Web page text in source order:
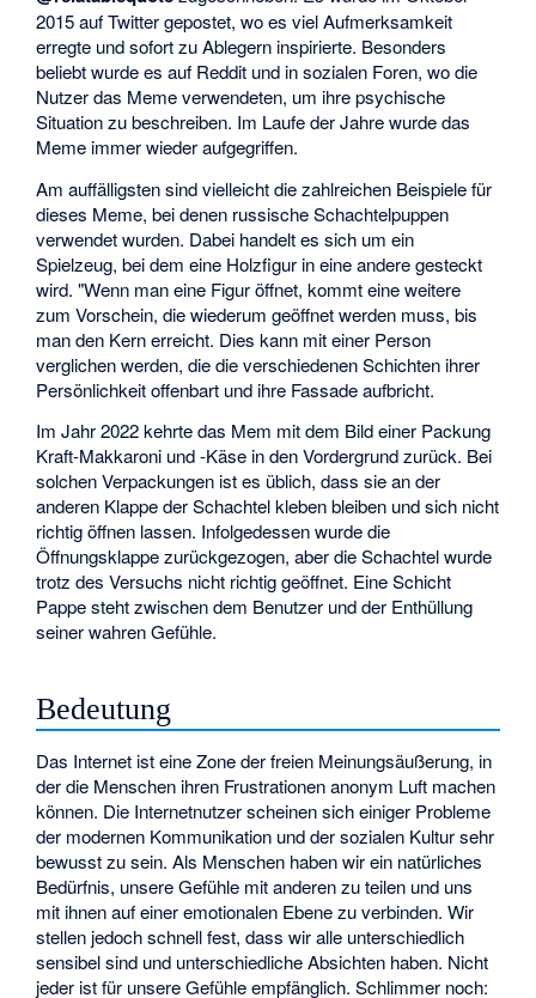
2015 auf Twitter gepostet, wo es viel Aufmerksamkeit
erregte und sofort zu Ablegern inspirierte. Besonders
beliebt wurde es auf Reddit und in sozialen Foren, wo die
Nutzer das Meme verwendeten, um ihre psychische
Situation zu beschreiben. Im Laufe der Jahre wurde das
Meme immer wieder aufgegriffen.
Am auffälligsten sind vielleicht die zahlreichen Beispiele für
dieses Meme, bei denen russische Schachtelpuppen
verwendet wurden. Dabei handelt es sich um ein
Spielzeug, bei dem eine Holzfigur in eine andere gesteckt
wird. "Wenn man eine Figur öffnet, kommt eine weitere
zum Vorschein, die wiederum geöffnet werden muss, bis
man den Kern erreicht. Dies kann mit einer Person
verglichen werden, die die verschiedenen Schichten ihrer
Persönlichkeit offenbart und ihre Fassade aufbricht.
Im Jahr 2022 kehrte das Mem mit dem Bild einer Packung
Kraft-Makkaroni und -Käse in den Vordergrund zurück. Bei
solchen Verpackungen ist es üblich, dass sie an der
anderen Klappe der Schachtel kleben bleiben und sich nicht
richtig öffnen lassen. Infolgedessen wurde die
Öffnungsklappe zurückgezogen, aber die Schachtel wurde
trotz des Versuchs nicht richtig geöffnet. Eine Schicht
Pappe steht zwischen dem Benutzer und der Enthüllung
seiner wahren Gefühle.
Bedeutung
Das Internet ist eine Zone der freien Meinungsäußerung, in
der die Menschen ihren Frustrationen anonym Luft machen
können. Die Internetnutzer scheinen sich einiger Probleme
der modernen Kommunikation und der sozialen Kultur sehr
bewusst zu sein. Als Menschen haben wir ein natürliches
Bedürfnis, unsere Gefühle mit anderen zu teilen und uns
mit ihnen auf einer emotionalen Ebene zu verbinden. Wir
stellen jedoch schnell fest, dass wir alle unterschiedlich
sensibel sind und unterschiedliche Absichten haben. Nicht
jeder ist für unsere Gefühle empfänglich. Schlimmer noch: